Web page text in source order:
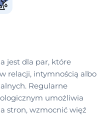
jest dla par, które
relacji, intymnością albo
Regularne
umożliwia
stron, wzmocnić więź